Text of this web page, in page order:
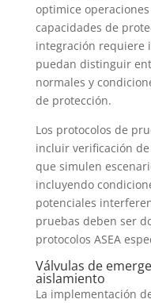
optimice
capacidades de
integración requiere
puedan distinguir
normales y
de protección.
Los protocolos de
incluir verificación
que simulen
incluyendo
potenciales
pruebas deben ser
protocolos ASEA
Válvulas de
aislamiento
La implementación